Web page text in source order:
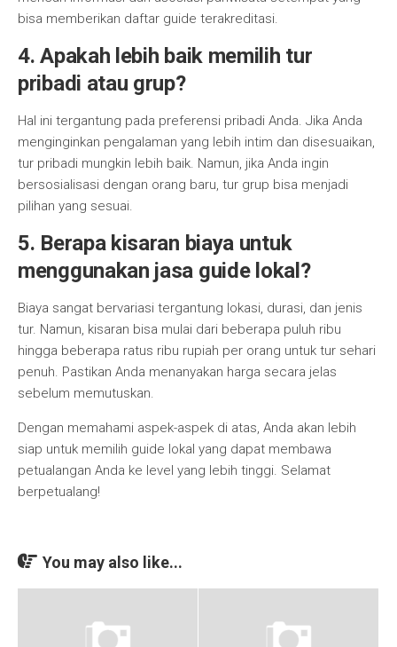
bisa memberikan daftar guide terakreditasi.
4. Apakah lebih baik memilih tur
pribadi atau grup?
Hal ini tergantung pada preferensi pribadi Anda. Jika Anda
menginginkan pengalaman yang lebih intim dan disesuaikan,
tur pribadi mungkin lebih baik. Namun, jika Anda ingin
bersosialisasi dengan orang baru, tur grup bisa menjadi
pilihan yang sesuai.
5. Berapa kisaran biaya untuk
menggunakan jasa guide lokal?
Biaya sangat bervariasi tergantung lokasi, durasi, dan jenis
tur. Namun, kisaran bisa mulai dari beberapa puluh ribu
hingga beberapa ratus ribu rupiah per orang untuk tur sehari
penuh. Pastikan Anda menanyakan harga secara jelas
sebelum memutuskan.
Dengan memahami aspek-aspek di atas, Anda akan lebih
siap untuk memilih guide lokal yang dapat membawa
petualangan Anda ke level yang lebih tinggi. Selamat
berpetualang!
You may also like...